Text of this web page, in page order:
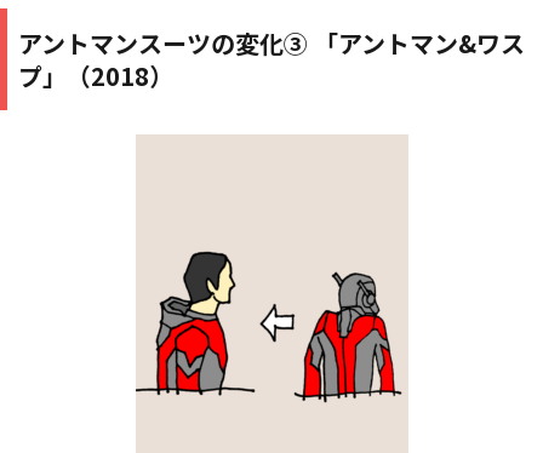
アントマンスーツの変化③ 「アントマン&ワス
プ」（2018）